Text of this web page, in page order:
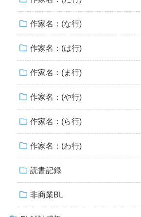
作家名：(な行)
作家名：(は行)
作家名：(ま行)
作家名：(や行)
作家名：(ら行)
作家名：(わ行)
読書記録
非商業BL